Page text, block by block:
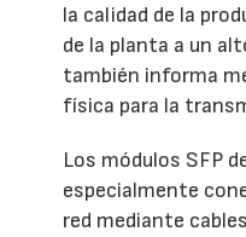
la calidad de la
de la planta a un
también informa
física para la
Los módulos SFP
especialmente
red mediante